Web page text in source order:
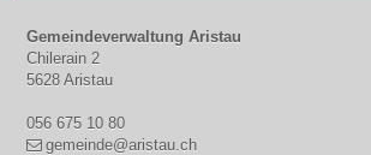
Footer
Gemeindeverwaltung Aristau
Chilerain 2
5628 Aristau
056 675 10 80
gemeinde@aristau.ch